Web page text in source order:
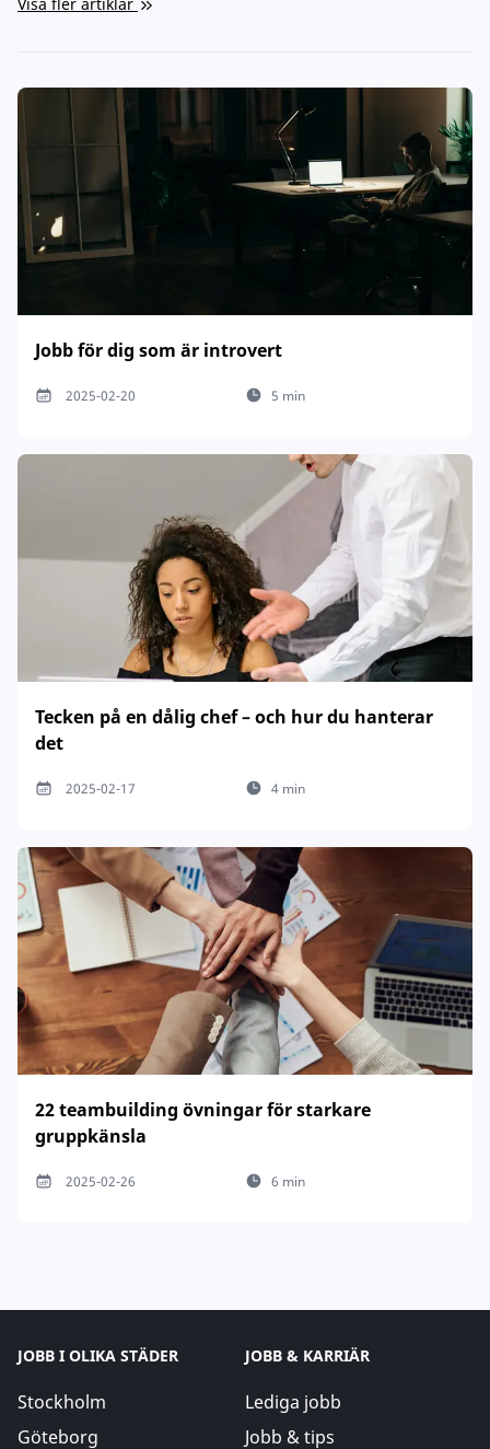
Jobb för dig som är introvert
2025-02-20 5 min
Tecken på en dålig chef – och hur du hanterar
det
2025-02-17 4 min
22 teambuilding övningar för starkare
gruppkänsla
2025-02-26 6 min
JOBB I OLIKA STÄDER
Stockholm
Göteborg
JOBB & KARRIÄR
Lediga jobb
Jobb & tips